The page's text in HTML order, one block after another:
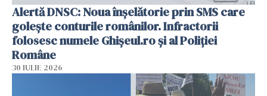
Alertă DNSC: Noua înșelătorie prin SMS care
golește conturile românilor. Infractorii
folosesc numele Ghișeul.ro și al Poliției
Române
30 IULIE 2026